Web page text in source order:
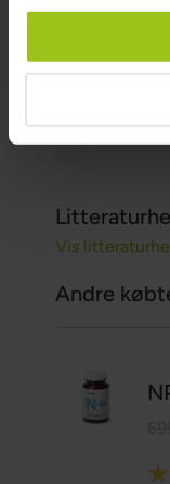
Lægeligt
Teresa
16 Juni
Vis
Andre